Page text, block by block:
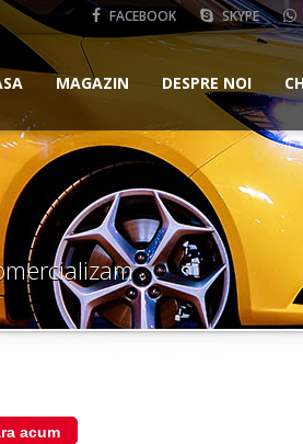
FACEBOOK SKYPE
MAGAZIN DESPRE NOI
acum